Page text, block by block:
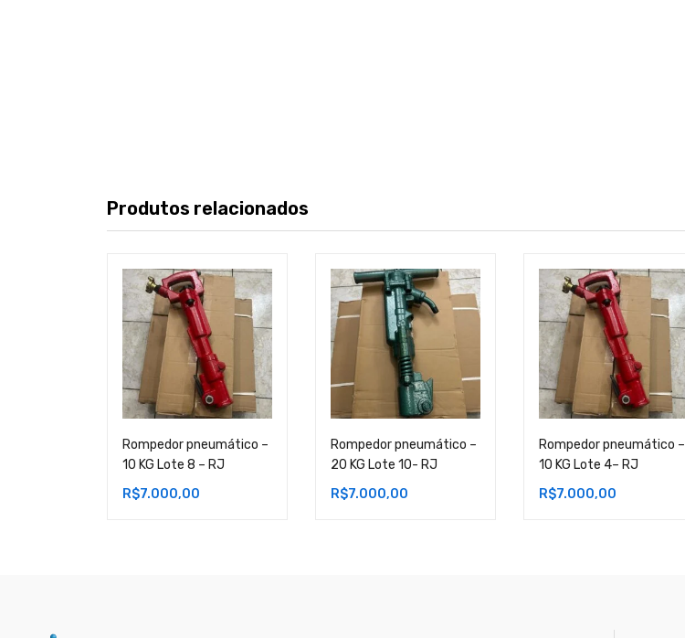
Produtos relacionados
Rompedor pneumático –
10 KG Lote 8 – RJ
R$7.000,00
Rompedor pneumático –
20 KG Lote 10- RJ
R$7.000,00
Rompedor pneumático –
10 KG Lote 4– RJ
R$7.000,00